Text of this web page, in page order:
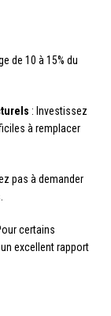
de 10 à 15% du
: Investissez
à remplacer
pas à demander
certains
excellent rapport